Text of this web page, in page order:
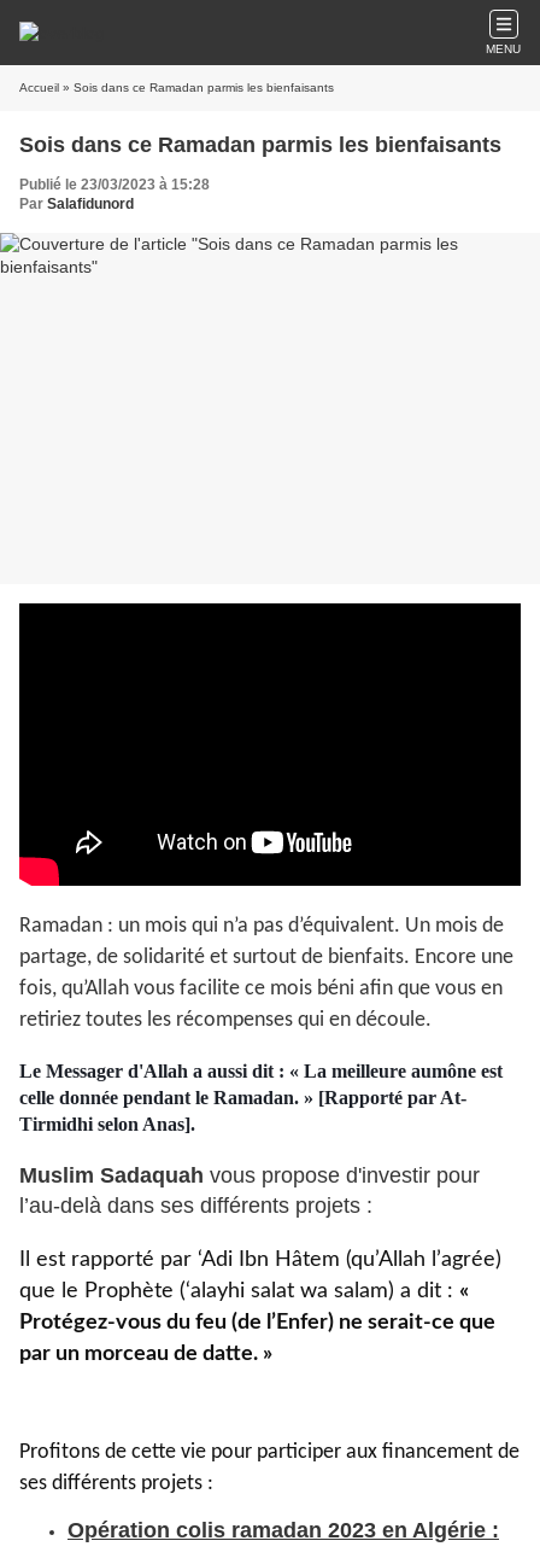
MENU
Accueil » Sois dans ce Ramadan parmis les bienfaisants
Sois dans ce Ramadan parmis les bienfaisants
Publié le 23/03/2023 à 15:28
Par Salafidunord
Ramadan : un mois qui n’a pas d’équivalent. Un mois de
partage, de solidarité et surtout de bienfaits. Encore une
fois, qu’Allah vous facilite ce mois béni afin que vous en
retiriez toutes les récompenses qui en découle.
Le Messager d'Allah a aussi dit : « La meilleure aumône est
celle donnée pendant le Ramadan. » [Rapporté par At-
Tirmidhi selon Anas].
Muslim Sadaquah vous propose d'investir pour
l’au-delà dans ses différents projets :
Il est rapporté par ‘Adi Ibn Hâtem (qu’Allah l’agrée)
que le Prophète (‘alayhi salat wa salam) a dit : «
Protégez-vous du feu (de l’Enfer) ne serait-ce que
par un morceau de datte. »
Profitons de cette vie pour participer aux financement de
ses différents projets :
Opération colis ramadan 2023 en Algérie :